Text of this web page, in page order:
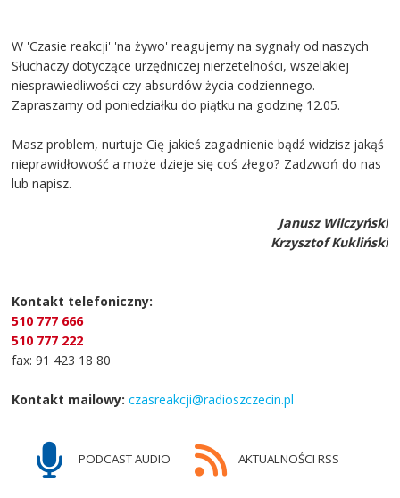
W 'Czasie reakcji' 'na żywo' reagujemy na sygnały od naszych
Słuchaczy dotyczące urzędniczej nierzetelności, wszelakiej
niesprawiedliwości czy absurdów życia codziennego.
Zapraszamy od poniedziałku do piątku na godzinę 12.05.
Masz problem, nurtuje Cię jakieś zagadnienie bądź widzisz jakąś
nieprawidłowość a może dzieje się coś złego? Zadzwoń do nas
lub napisz.
Janusz Wilczyński
Krzysztof Kukliński
Kontakt telefoniczny:
510 777 666
510 777 222
fax: 91 423 18 80
Kontakt mailowy: czasreakcji@radioszczecin.pl
PODCAST AUDIO AKTUALNOŚCI RSS